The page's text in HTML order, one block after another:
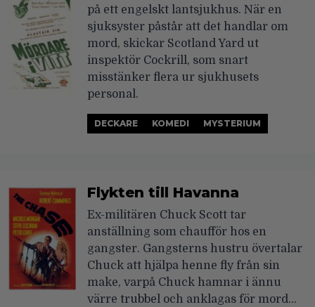
på ett engelskt lantsjukhus. När en
sjuksyster påstår att det handlar om
mord, skickar Scotland Yard ut
inspektör Cockrill, som snart
misstänker flera ur sjukhusets
personal.
DECKARE KOMEDI MYSTERIUM
Flykten till Havanna
Ex-militären Chuck Scott tar
anställning som chaufför hos en
gangster. Gangsterns hustru övertalar
Chuck att hjälpa henne fly från sin
make, varpå Chuck hamnar i ännu
värre trubbel och anklagas för mord…